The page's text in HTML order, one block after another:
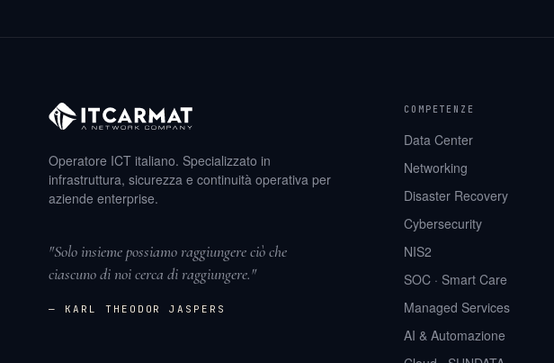
Operatore ICT italiano. Specializzato in
infrastruttura, sicurezza e continuità operativa per
aziende enterprise.
"Solo insieme possiamo raggiungere ciò che
ciascuno di noi cerca di raggiungere."
— KARL THEODOR JASPERS
COMPETENZE
Data Center
Networking
Disaster Recovery
Cybersecurity
NIS2
SOC · Smart Care
Managed Services
AI & Automazione